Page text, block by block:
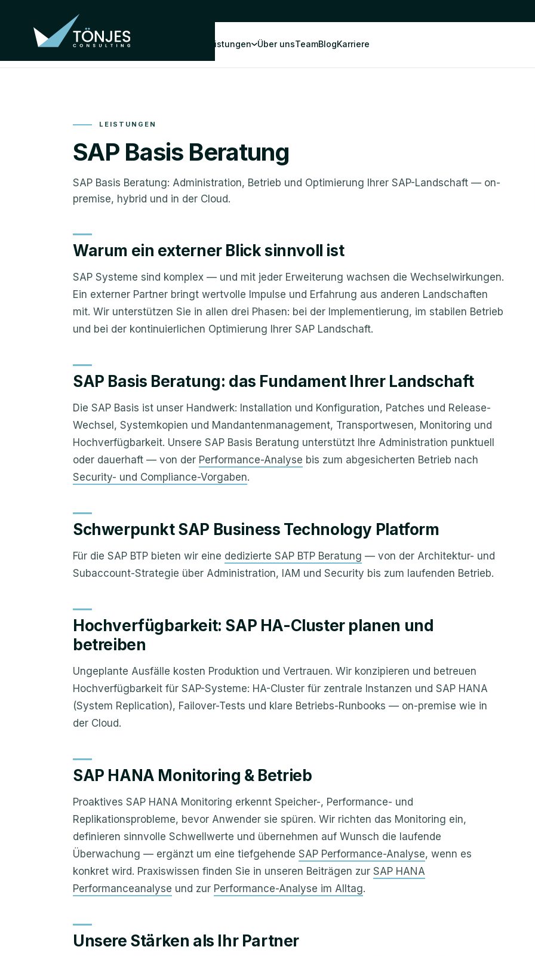
Leistungen Über unsTeamBlogKarriere
LEISTUNGEN
SAP Basis Beratung
SAP Basis Beratung: Administration, Betrieb und Optimierung Ihrer SAP-Landschaft — on-
premise, hybrid und in der Cloud.
Warum ein externer Blick sinnvoll ist
SAP Systeme sind komplex — und mit jeder Erweiterung wachsen die Wechselwirkungen.
Ein externer Partner bringt wertvolle Impulse und Erfahrung aus anderen Landschaften
mit. Wir unterstützen Sie in allen drei Phasen: bei der Implementierung, im stabilen Betrieb
und bei der kontinuierlichen Optimierung Ihrer SAP Landschaft.
SAP Basis Beratung: das Fundament Ihrer Landschaft
Die SAP Basis ist unser Handwerk: Installation und Konfiguration, Patches und Release-
Wechsel, Systemkopien und Mandantenmanagement, Transportwesen, Monitoring und
Hochverfügbarkeit. Unsere SAP Basis Beratung unterstützt Ihre Administration punktuell
oder dauerhaft — von der Performance-Analyse bis zum abgesicherten Betrieb nach
Security- und Compliance-Vorgaben.
Schwerpunkt SAP Business Technology Platform
Für die SAP BTP bieten wir eine dedizierte SAP BTP Beratung — von der Architektur- und
Subaccount-Strategie über Administration, IAM und Security bis zum laufenden Betrieb.
Hochverfügbarkeit: SAP HA-Cluster planen und
betreiben
Ungeplante Ausfälle kosten Produktion und Vertrauen. Wir konzipieren und betreuen
Hochverfügbarkeit für SAP-Systeme: HA-Cluster für zentrale Instanzen und SAP HANA
(System Replication), Failover-Tests und klare Betriebs-Runbooks — on-premise wie in
der Cloud.
SAP HANA Monitoring & Betrieb
Proaktives SAP HANA Monitoring erkennt Speicher-, Performance- und
Replikationsprobleme, bevor Anwender sie spüren. Wir richten das Monitoring ein,
definieren sinnvolle Schwellwerte und übernehmen auf Wunsch die laufende
Überwachung — ergänzt um eine tiefgehende SAP Performance-Analyse, wenn es
konkret wird. Praxiswissen finden Sie in unseren Beiträgen zur SAP HANA
Performanceanalyse und zur Performance-Analyse im Alltag.
Unsere Stärken als Ihr Partner